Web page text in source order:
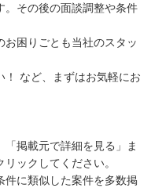
。その後の面談調整や条件
困りごとも当社のスタッ
！ など、まずはお気軽にお
掲載元で詳細を見る」ま
ックしてください。
件に類似した案件を多数掲